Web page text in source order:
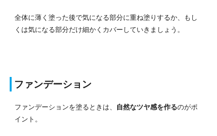
全体に薄く塗った後で気になる部分に重ね塗りするか、もし
くは気になる部分だけ細かくカバーしていきましょう。
ファンデーション
ファンデーションを塗るときは、 自然なツヤ感を作るのがポ
イント。